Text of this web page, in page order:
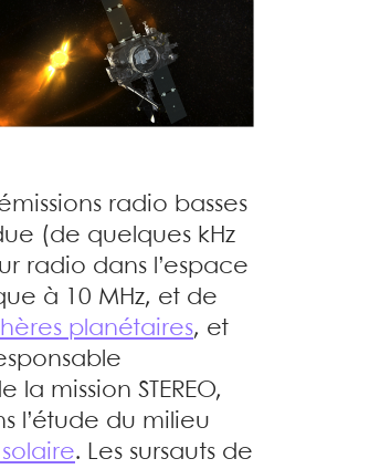
radio basses
(de quelques kHz
radio dans l’espace
à 10 MHz, et de
planétaires, et
mission STEREO,
l’étude du milieu
. Les sursauts de